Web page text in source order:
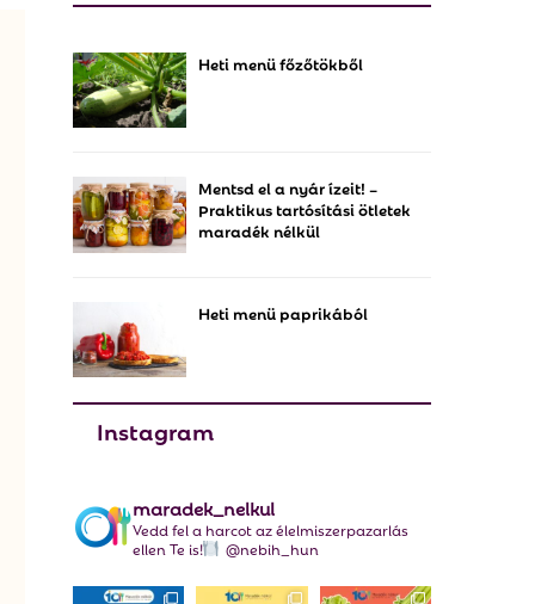
c
f
o
r
H
Heti menü főzőtökből
Mentsd el a nyár ízeit! –
Praktikus tartósítási ötletek
maradék nélkül
Heti menü paprikából
Instagram
maradek_nelkul
Vedd fel a harcot az élelmiszerpazarlás
ellen Te is!
@nebih_hun